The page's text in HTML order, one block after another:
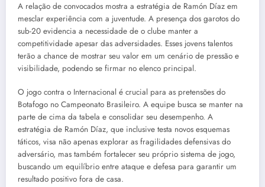
A relação de convocados mostra a estratégia de Ramón Díaz em
mesclar experiência com a juventude. A presença dos garotos do
sub-20 evidencia a necessidade de o clube manter a
competitividade apesar das adversidades. Esses jovens talentos
terão a chance de mostrar seu valor em um cenário de pressão e
visibilidade, podendo se firmar no elenco principal.
O jogo contra o Internacional é crucial para as pretensões do
Botafogo no Campeonato Brasileiro. A equipe busca se manter na
parte de cima da tabela e consolidar seu desempenho. A
estratégia de Ramón Díaz, que inclusive testa novos esquemas
táticos, visa não apenas explorar as fragilidades defensivas do
adversário, mas também fortalecer seu próprio sistema de jogo,
buscando um equilíbrio entre ataque e defesa para garantir um
resultado positivo fora de casa.